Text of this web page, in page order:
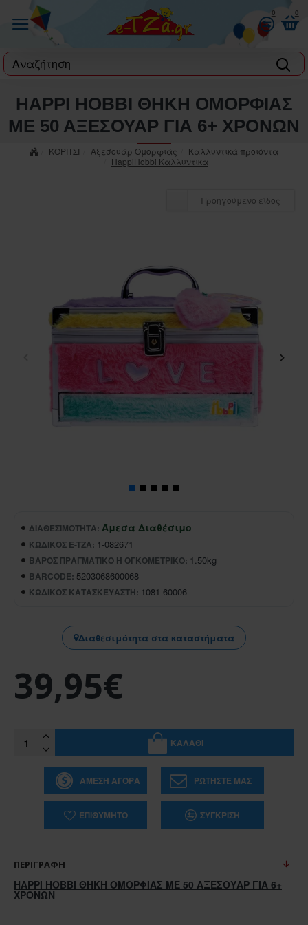
0 0
label
ΚΟΡΙΤΣΙ Αξεσουάρ Ομορφιάς
Καλλυντικά προιόντα
HappiHobbi Καλλυντικα
HAPPI HOBBI ΘΗΚΗ ΟΜΟΡΦΙΑΣ
ΜΕ 50 ΑΞΕΣΟΥΑΡ ΓΙΑ 6+ ΧΡΟΝΩΝ
Προηγούμενο είδος
ΔΙΑΘΕΣΙΜΌΤΗΤΑ: Άμεσα Διαθέσιμο
ΚΩΔΙΚΌΣ E-TZA: 1-082671
ΒΆΡΟΣ ΠΡΑΓΜΑΤΙΚΌ Ή ΟΓΚΟΜΕΤΡΙΚΌ: 1.50kg
BARCODE: 5203068600068
ΚΩΔΙΚΌΣ ΚΑΤΑΣΚΕΥΑΣΤΉ: 1081-60006
Διαθεσιμότητα στα καταστήματα
39,95€
ΚΑΛΆΘΙ
ΆΜΕΣΗ ΑΓΟΡΆ ΡΩΤΉΣΤΕ ΜΑΣ
ΕΠΙΘΥΜΗΤΌ ΣΎΓΚΡΙΣΗ
ΠΕΡΙΓΡΑΦΉ
HAPPI HOBBI ΘΗΚΗ ΟΜΟΡΦΙΑΣ ΜΕ 50 ΑΞΕΣΟΥΑΡ ΓΙΑ 6+
ΧΡΟΝΩΝ